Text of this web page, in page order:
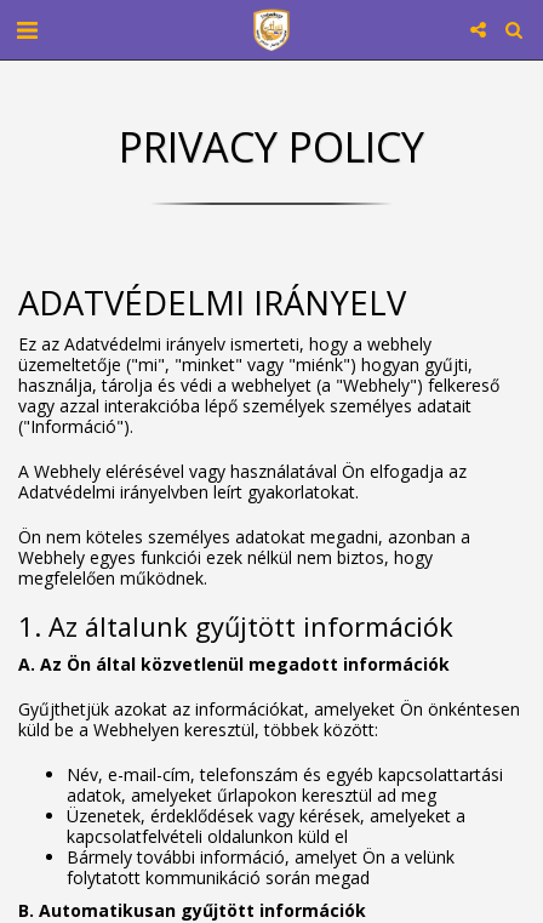
PRIVACY POLICY
ADATVÉDELMI IRÁNYELV
Ez az Adatvédelmi irányelv ismerteti, hogy a webhely
üzemeltetője ("mi", "minket" vagy "miénk") hogyan gyűjti,
használja, tárolja és védi a webhelyet (a "Webhely") felkereső
vagy azzal interakcióba lépő személyek személyes adatait
("Információ").
A Webhely elérésével vagy használatával Ön elfogadja az
Adatvédelmi irányelvben leírt gyakorlatokat.
Ön nem köteles személyes adatokat megadni, azonban a
Webhely egyes funkciói ezek nélkül nem biztos, hogy
megfelelően működnek.
1. Az általunk gyűjtött információk
A. Az Ön által közvetlenül megadott információk
Gyűjthetjük azokat az információkat, amelyeket Ön önkéntesen
küld be a Webhelyen keresztül, többek között:
Név, e-mail-cím, telefonszám és egyéb kapcsolattartási
adatok, amelyeket űrlapokon keresztül ad meg
Üzenetek, érdeklődések vagy kérések, amelyeket a
kapcsolatfelvételi oldalunkon küld el
Bármely további információ, amelyet Ön a velünk
folytatott kommunikáció során megad
B. Automatikusan gyűjtött információk